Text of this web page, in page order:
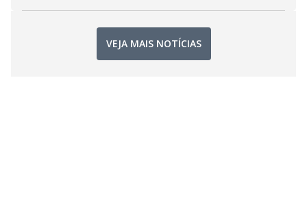
VEJA MAIS NOTÍCIAS